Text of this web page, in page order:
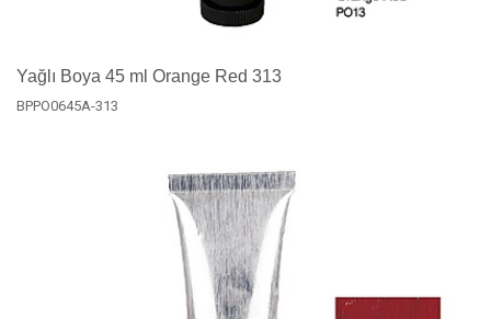
Yağlı Boya 45 ml Orange Red 313
BPPO0645A-313